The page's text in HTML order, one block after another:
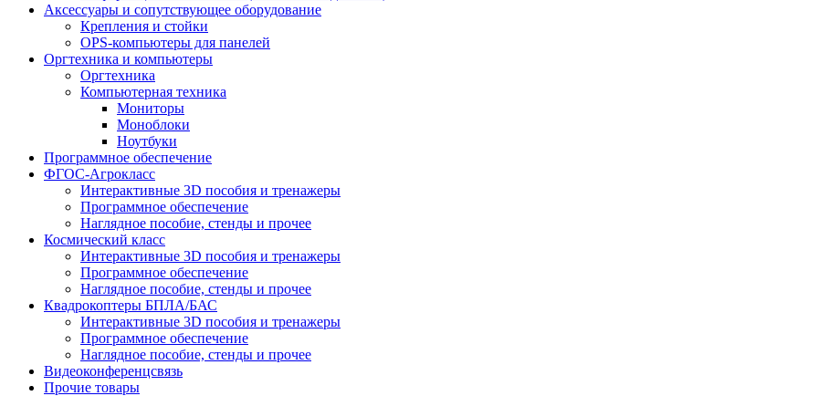
Аксессуары и сопутствующее оборудование
Крепления и стойки
OPS-компьютеры для панелей
Оргтехника и компьютеры
Оргтехника
Компьютерная техника
Мониторы
Моноблоки
Ноутбуки
Программное обеспечение
ФГОС-Агрокласс
Интерактивные 3D пособия и тренажеры
Программное обеспечение
Наглядное пособие, стенды и прочее
Космический класс
Интерактивные 3D пособия и тренажеры
Программное обеспечение
Наглядное пособие, стенды и прочее
Квадрокоптеры БПЛА/БАС
Интерактивные 3D пособия и тренажеры
Программное обеспечение
Наглядное пособие, стенды и прочее
Видеоконференцсвязь
Прочие товары